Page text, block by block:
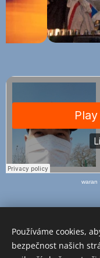
waran
Používáme cookies,
bezpečnost našich